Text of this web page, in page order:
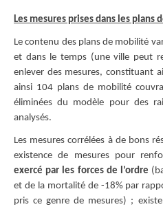
Les mesures prises dans les plans
Le contenu des plans de mobilité
et dans le temps (une ville peut
enlever des mesures, constituant
ainsi 104 plans de mobilité
éliminées du modèle pour des
analysés.
Les mesures corrélées à de bons
existence de mesures pour
exercé par les forces de l’ordre
et de la mortalité de -18% par
pris ce genre de mesures) ;